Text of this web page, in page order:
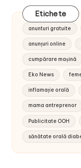
Etichete
anunturi gratuite
anunțuri online
cumpărare mașină
Eko News
inflamație orală
mama antreprenor
Publicitate OOH
sănătate orală